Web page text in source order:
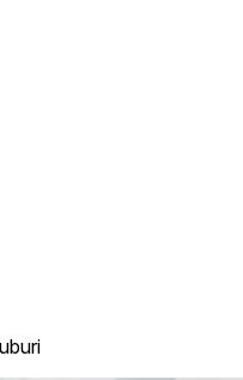
care se află utilizatorul.
și, astfel, mai valoroase